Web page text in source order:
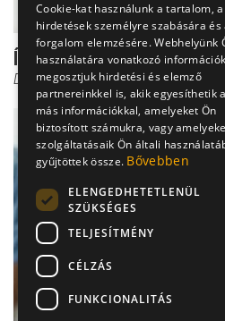
Így kezelhető az alacsony
Dr. Vajer Péter PhD
Cookie-kat használunk a tartalom, a
hirdetések személyre szabására és
forgalom elemzésére. Webhelyünk
használatára vonatkozó
megosztjuk hirdetési és elemző
partnereinkkel is, akik egyesíthetik
más információkkal, amelyeket Ön
biztosított számukra, vagy
szolgáltatásaik Ön általi
gyűjtöttek össze. Bővebben
ELENGEDHETETLENÜL
SZÜKSÉGES
TELJESÍTMÉNY
CÉLZÁS
FUNKCIONALITÁS